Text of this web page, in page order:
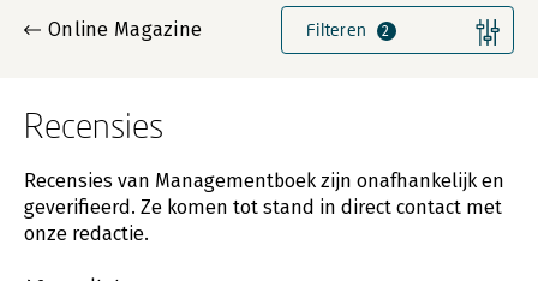
Gevonden artikelen
Online Magazine Filteren 2
Recensies
Recensies van Managementboek zijn onafhankelijk en
geverifieerd. Ze komen tot stand in direct contact met
onze redactie.